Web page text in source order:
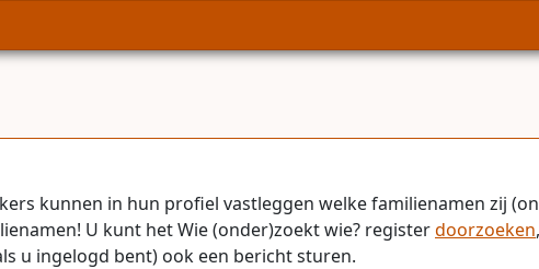
kunnen in hun profiel vastleggen welke familienamen zij
U kunt het Wie (onder)zoekt wie? registerdoorzoeken
u ingelogd bent) ook een bericht sturen.